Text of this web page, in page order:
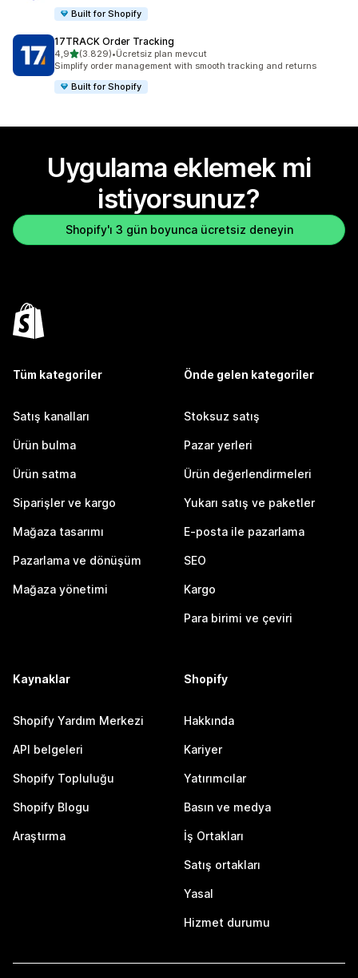
Built for Shopify
17TRACK Order Tracking
4,95 yıldız üzerinden
(3.829)
toplam 3829 değerlendirme
•Ücretsiz plan mevcut
Simplify order management with smooth tracking and returns
Built for Shopify
Uygulama eklemek mi
istiyorsunuz?
Shopify'ı 3 gün boyunca ücretsiz deneyin
Tüm kategoriler
Satış kanalları
Ürün bulma
Ürün satma
Siparişler ve kargo
Mağaza tasarımı
Pazarlama ve dönüşüm
Mağaza yönetimi
Önde gelen kategoriler
Stoksuz satış
Pazar yerleri
Ürün değerlendirmeleri
Yukarı satış ve paketler
E-posta ile pazarlama
SEO
Kargo
Para birimi ve çeviri
Kaynaklar
Shopify Yardım Merkezi
API belgeleri
Shopify Topluluğu
Shopify Blogu
Araştırma
Shopify
Hakkında
Kariyer
Yatırımcılar
Basın ve medya
İş Ortakları
Satış ortakları
Yasal
Hizmet durumu